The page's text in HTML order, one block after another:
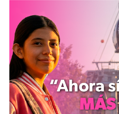
reveló el masivo crecimiento
segundo año. “Logramos
133,000 votos, lo que
que el año pasado. Esto
que hay en Michoacán. El
jurado, sino el público”,
Entre los galardonados en las
encontraron experiencias y